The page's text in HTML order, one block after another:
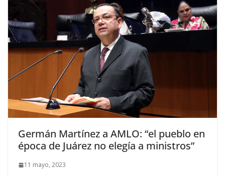
Germán Martínez a AMLO: “el pueblo en
época de Juárez no elegía a ministros”
11 mayo, 2023